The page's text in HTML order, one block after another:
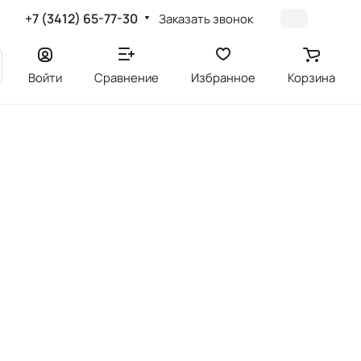
+7 (3412) 65-77-30 Заказать звонок
Войти Сравнение Избранное Корзина